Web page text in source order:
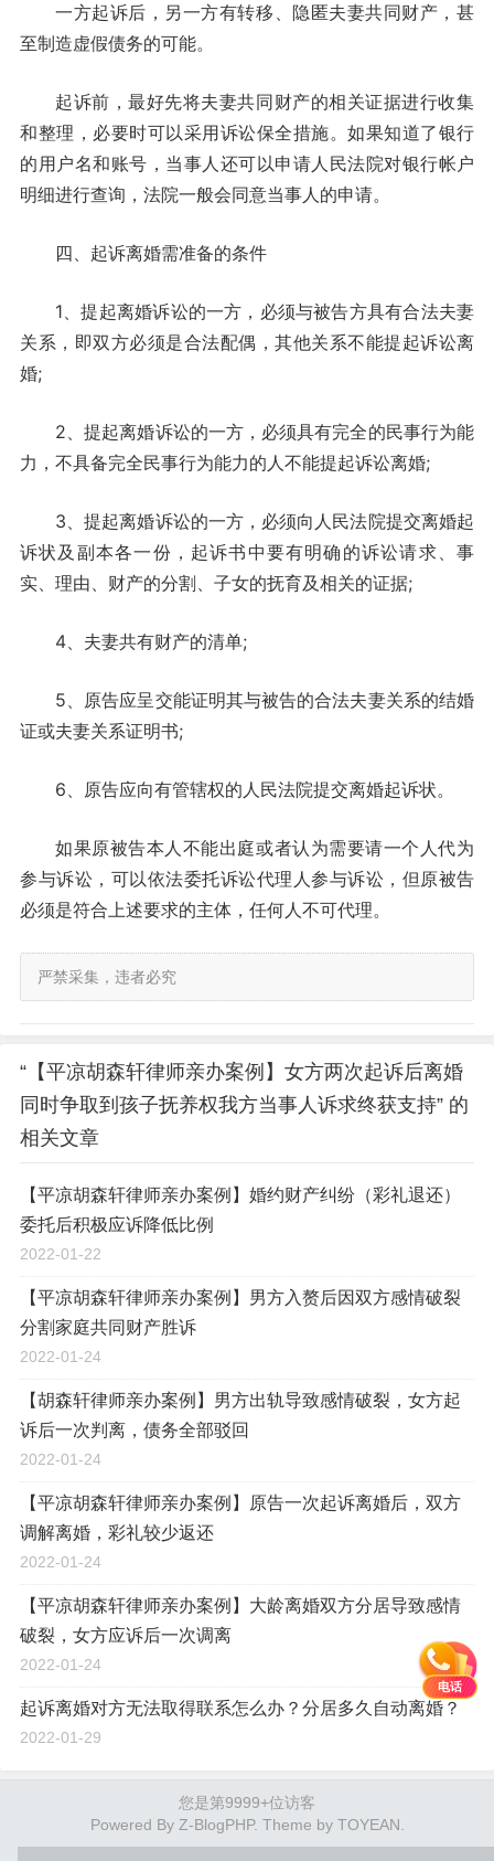
一方起诉后，另一方有转移、隐匿夫妻共同财产，甚
至制造虚假债务的可能。
起诉前，最好先将夫妻共同财产的相关证据进行收集
和整理，必要时可以采用诉讼保全措施。如果知道了银行
的用户名和账号，当事人还可以申请人民法院对银行帐户
明细进行查询，法院一般会同意当事人的申请。
四、起诉离婚需准备的条件
1、提起离婚诉讼的一方，必须与被告方具有合法夫妻
关系，即双方必须是合法配偶，其他关系不能提起诉讼离
婚;
2、提起离婚诉讼的一方，必须具有完全的民事行为能
力，不具备完全民事行为能力的人不能提起诉讼离婚;
3、提起离婚诉讼的一方，必须向人民法院提交离婚起
诉状及副本各一份，起诉书中要有明确的诉讼请求、事
实、理由、财产的分割、子女的抚育及相关的证据;
4、夫妻共有财产的清单;
5、原告应呈交能证明其与被告的合法夫妻关系的结婚
证或夫妻关系证明书;
6、原告应向有管辖权的人民法院提交离婚起诉状。
如果原被告本人不能出庭或者认为需要请一个人代为
参与诉讼，可以依法委托诉讼代理人参与诉讼，但原被告
必须是符合上述要求的主体，任何人不可代理。
严禁采集，违者必究
“【平凉胡森轩律师亲办案例】女方两次起诉后离婚
同时争取到孩子抚养权我方当事人诉求终获支持” 的
相关文章
【平凉胡森轩律师亲办案例】婚约财产纠纷（彩礼退还）
委托后积极应诉降低比例
2022-01-22
【平凉胡森轩律师亲办案例】男方入赘后因双方感情破裂
分割家庭共同财产胜诉
2022-01-24
【胡森轩律师亲办案例】男方出轨导致感情破裂，女方起
诉后一次判离，债务全部驳回
2022-01-24
【平凉胡森轩律师亲办案例】原告一次起诉离婚后，双方
调解离婚，彩礼较少返还
2022-01-24
【平凉胡森轩律师亲办案例】大龄离婚双方分居导致感情
破裂，女方应诉后一次调离
2022-01-24
起诉离婚对方无法取得联系怎么办？分居多久自动离婚？
2022-01-29
您是第9999+位访客
Powered By Z-BlogPHP. Theme by TOYEAN
电话